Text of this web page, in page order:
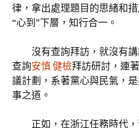
律，拿出處理題目的思緒和
“心到”下層，知行合一。
沒有查詢拜訪，就沒有
查詢安慎 健檢拜訪研討，連
議計劃，系著黨心與民氣，
事之道。
正如，在浙江任務時代